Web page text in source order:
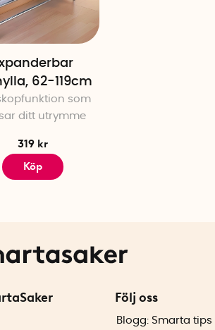
62-119cm
som
ditt utrymme
319 kr
Köp
Följ oss
Blogg: Smarta tips